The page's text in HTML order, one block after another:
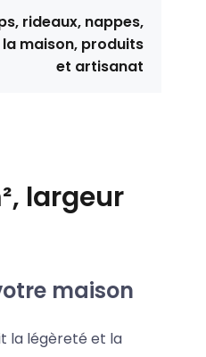
rideaux, nappes,
maison, produits
et artisanat
largeur
maison
la légèreté et la